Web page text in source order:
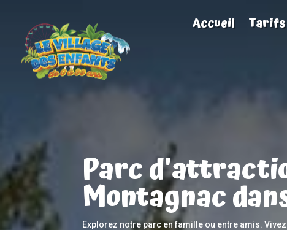
Accueil Tarifs
Parc
Montagnac
Explorez notre parc en famille ou entre amis.